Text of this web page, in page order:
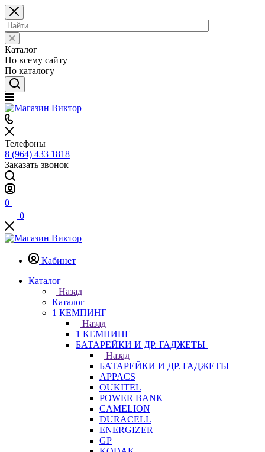
Каталог
По всему сайту
По каталогу
Телефоны
8 (964) 433 1818
Заказать звонок
0
0
Кабинет
Каталог
Назад
Каталог
1 КЕМПИНГ
Назад
1 КЕМПИНГ
БАТАРЕЙКИ И ДР. ГАДЖЕТЫ
Назад
БАТАРЕЙКИ И ДР. ГАДЖЕТЫ
APPACS
OUKITEL
POWER BANK
CAMELION
DURACELL
ENERGIZER
GP